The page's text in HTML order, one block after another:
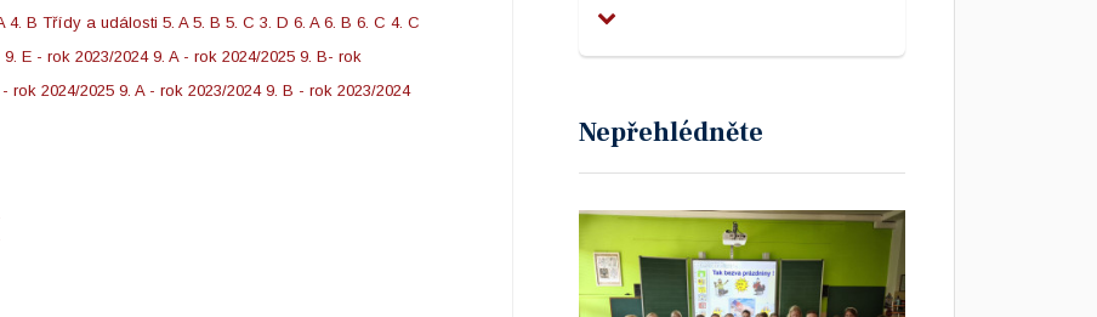
4. B Třídy a události 5. A 5. B 5. C 3. D 6. A 6. B 6. C 4. C
9. E - rok 2023/2024 9. A - rok 2024/2025 9. B- rok
rok 2024/2025 9. A - rok 2023/2024 9. B - rok 2023/2024
Nepřehlédněte